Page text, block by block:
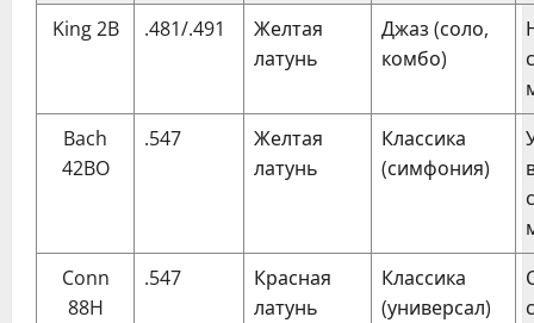
King 2B
.481/.491
Желтая
латунь
Джаз (соло,
комбо)
Bach
42BO
.547
Желтая
латунь
Классика
(симфония)
Conn
88H
.547
Красная
латунь
Классика
(универсал)